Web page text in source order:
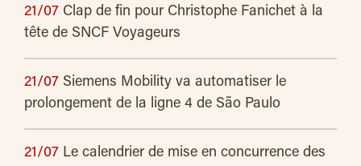
21/07 Clap de fin pour Christophe Fanichet à la
tête de SNCF Voyageurs
21/07 Siemens Mobility va automatiser le
prolongement de la ligne 4 de São Paulo
21/07 Le calendrier de mise en concurrence des